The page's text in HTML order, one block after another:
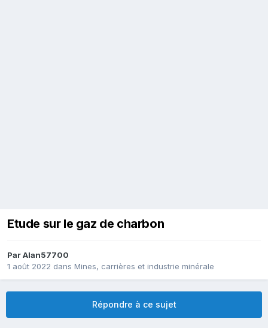
Etude sur le gaz de charbon
ParAlan57700
1 août 2022 dans Mines, carrières et industrie minérale
Répondre à ce sujet